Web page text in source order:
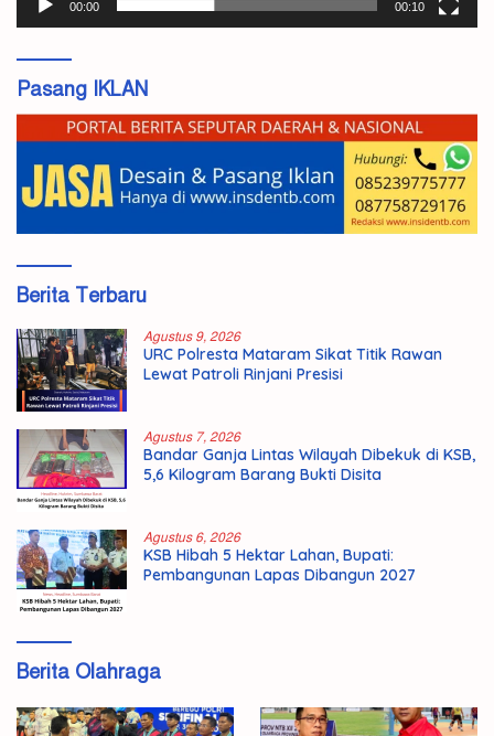
00:00 00:10
Pasang IKLAN
Berita Terbaru
Agustus 9, 2026
URC Polresta Mataram Sikat Titik Rawan
Lewat Patroli Rinjani Presisi
Agustus 7, 2026
Bandar Ganja Lintas Wilayah Dibekuk di KSB,
5,6 Kilogram Barang Bukti Disita
Agustus 6, 2026
KSB Hibah 5 Hektar Lahan, Bupati:
Pembangunan Lapas Dibangun 2027
Berita Olahraga